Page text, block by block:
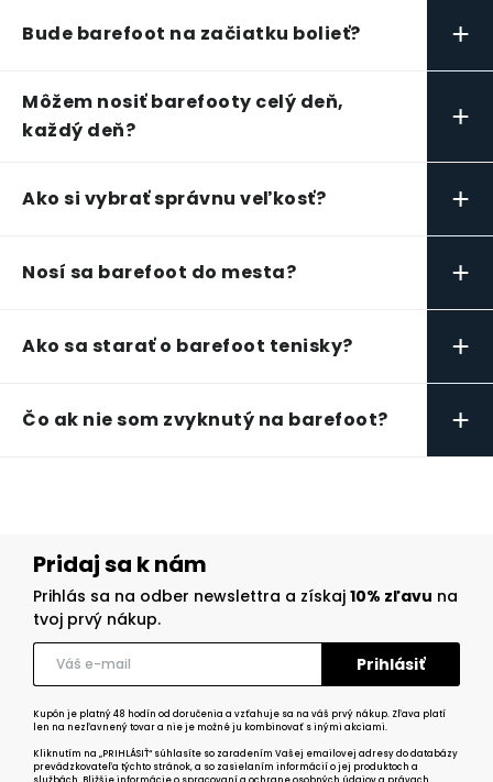
Bude barefoot na začiatku bolieť? +
Môžem nosiť barefooty celý deň,
každý deň?
+
Ako si vybrať správnu veľkosť? +
Nosí sa barefoot do mesta? +
Ako sa starať o barefoot tenisky? +
Čo ak nie som zvyknutý na barefoot? +
Pridaj sa k nám
Prihlás sa na odber newslettra a získaj 10% zľavu na
tvoj prvý nákup.
Kupón je platný 48 hodín od doručenia a vzťahuje sa na váš prvý nákup. Zľava platí
len na nezľavnený tovar a nie je možné ju kombinovať s inými akciami.
Kliknutím na „PRIHLÁSIŤ“ súhlasíte so zaradením Vašej emailovej adresy do databázy
prevádzkovateľa týchto stránok, a so zasielaním informácií o jej produktoch a